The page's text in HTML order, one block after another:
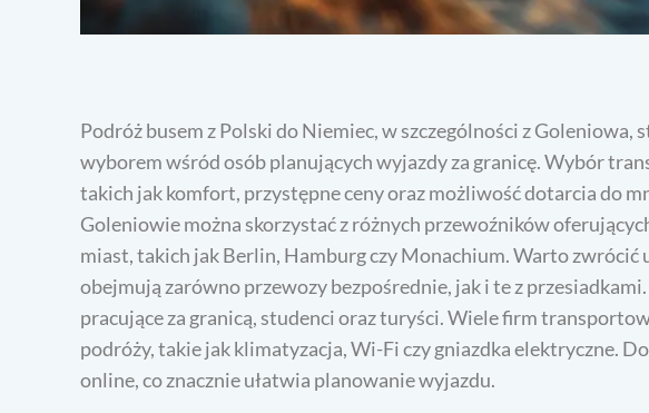
Podróż busem z Polski do Niemiec, w szczególności z Goleniowa,
wyborem wśród osób planujących wyjazdy za granicę. Wybór
takich jak komfort, przystępne ceny oraz możliwość dotarcia do
Goleniowie można skorzystać z różnych przewoźników
miast, takich jak Berlin, Hamburg czy Monachium. Warto
obejmują zarówno przewozy bezpośrednie, jak i te z
pracujące za granicą, studenci oraz turyści. Wiele firm
podróży, takie jak klimatyzacja, Wi-Fi czy gniazdka elektryczne.
online, co znacznie ułatwia planowanie wyjazdu.